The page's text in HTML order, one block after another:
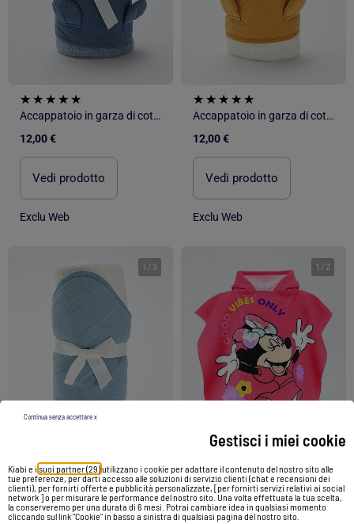
Gestisci i miei cookie
Kiabi e i suoi partner (29)utilizzano i cookie per adattare il contenuto del nostro sito alle
tue preferenze, per darti accesso alle soluzioni di servizio clienti (chat e recensioni dei
clienti), per fornirti offerte e pubblicità personalizzate, [per fornirti servizi relativi ai social
network ] o per misurare le performance del nostro sito. Una volta effettuata la tua scelta,
la conserveremo per una durata di 6 mesi. Potrai cambiare idea in qualsiasi momento
cliccando sul link "Cookie" in basso a sinistra di qualsiasi pagina del nostro sito.
Continua senza accettare x
Accappatoio in garza di cotone
12,00 €
Vedi prodotto
Exclu Web
Accappatoio in garza di cotone
12,00 €
Vedi prodotto
Exclu Web
1 / 3
Accappatoio in cotone 62 x 104 cm
10,00 €
1 / 2
Accappatoio 'Minnie' di 'Disney'
9,00 €